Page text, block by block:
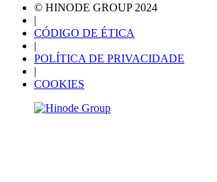
© HINODE GROUP 2024
|
CÓDIGO DE ÉTICA
|
POLÍTICA DE PRIVACIDADE
|
COOKIES